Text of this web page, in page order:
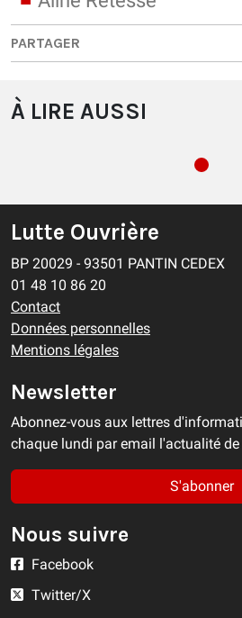
PARTAGER
À LIRE AUSSI
Lutte Ouvrière
BP 20029 - 93501 PANTIN CEDEX
01 48 10 86 20
Contact
Données personnelles
Mentions légales
Newsletter
Abonnez-vous aux lettres
chaque lundi par email l'actualité de
S'abonner
Nous suivre
Facebook
Twitter/X